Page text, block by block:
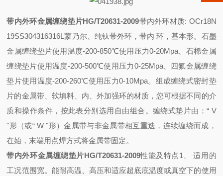
带内外环金属缠绕垫片HG/T20631-2009带内外环材质: OCr18N
19SS304316316L蒙乃尔、纯钛带外环，带内 环，基本形。 石墨
金属缠绕垫片使用温度-200-850℃使用压力0-20Mpa、 石棉金属
缠绕垫片使用温度-200-500℃使用压力0-25Mpa、
四氟金属缠绕
垫片使用温度-200-260℃使用压力0-10Mpa。 组成缠绕式密封垫
片的金属带、软填料、内、外加强环的材质，您可根据不同的介
质和操作条件，按此表分别选用自由组合。 缠绕式垫片由：“ V
"形（或“ W "形）金属带与非金属带相互重迭，连续缠绕而成，
在始，末端用点焊方式将金属带固定。
带内外环金属缠绕垫片HG/T20631-2009性能及特点1、 适用的
工况范围宽。能耐高温、高压和适应超底底温度或真空下的使用